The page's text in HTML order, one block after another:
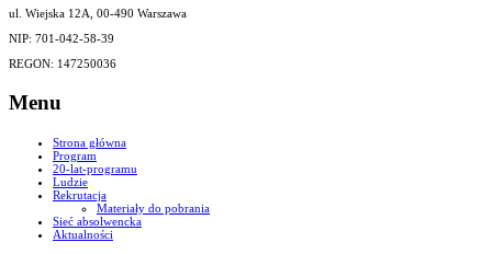
ul. Wiejska 12A, 00-490 Warszawa
NIP: 701-042-58-39
REGON: 147250036
Menu
Strona główna
Program
20-lat-programu
Ludzie
Rekrutacja
Materiały do pobrania
Sieć absolwencka
Aktualności